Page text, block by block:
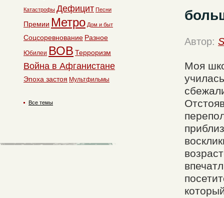
Автор:
Моя
Катастрофы Дефицит Песни
Премии Метро Дом и быт
Соцсоревнование Разное
Юбилеи ВОВ Терроризм
Война в Афганистане
Эпоха застоя Мультфильмы
Все темы